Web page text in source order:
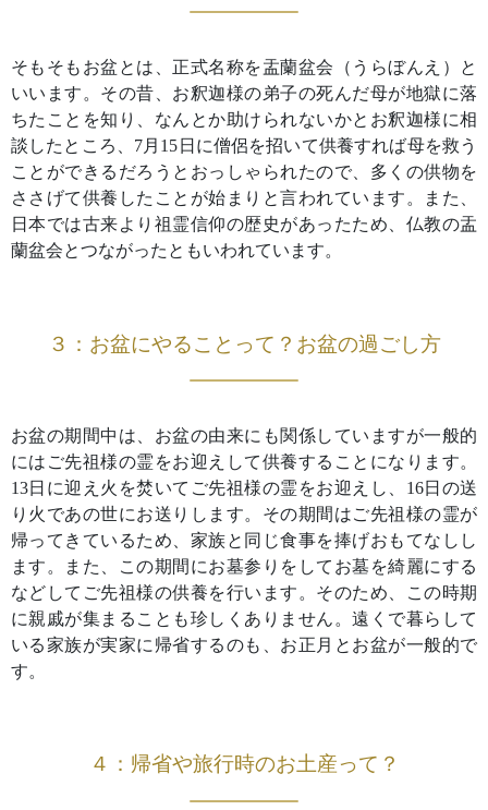
そもそもお盆とは、正式名称を盂蘭盆会（うらぼんえ）と
いいます。その昔、お釈迦様の弟子の死んだ母が地獄に落
ちたことを知り、なんとか助けられないかとお釈迦様に相
談したところ、7月15日に僧侶を招いて供養すれば母を救う
ことができるだろうとおっしゃられたので、多くの供物を
ささげて供養したことが始まりと言われています。また、
日本では古来より祖霊信仰の歴史があったため、仏教の盂
蘭盆会とつながったともいわれています。
３：お盆にやることって？お盆の過ごし方
お盆の期間中は、お盆の由来にも関係していますが一般的
にはご先祖様の霊をお迎えして供養することになります。
13日に迎え火を焚いてご先祖様の霊をお迎えし、16日の送
り火であの世にお送りします。その期間はご先祖様の霊が
帰ってきているため、家族と同じ食事を捧げおもてなしし
ます。また、この期間にお墓参りをしてお墓を綺麗にする
などしてご先祖様の供養を行います。そのため、この時期
に親戚が集まることも珍しくありません。遠くで暮らして
いる家族が実家に帰省するのも、お正月とお盆が一般的で
す。
４：帰省や旅行時のお土産って？